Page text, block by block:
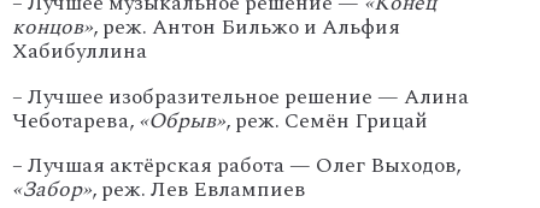
концов», реж. Антон Бильжо и Альфия
Хабибуллина
– Лучшее изобразительное решение — Алина
Чеботарева,«Обрыв», реж. Семён Грицай
– Лучшая актёрская работа — Олег Выходов,
«Забор», реж. Лев Евлампиев